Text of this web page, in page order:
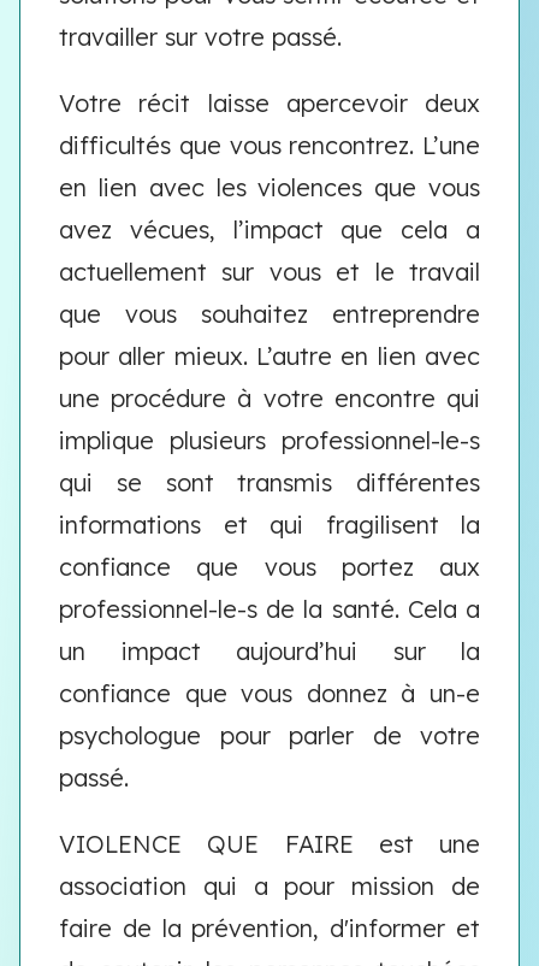
travailler sur votre passé.
Votre récit laisse apercevoir deux
difficultés que vous rencontrez. L’une
en lien avec les violences que vous
avez vécues, l’impact que cela a
actuellement sur vous et le travail
que vous souhaitez entreprendre
pour aller mieux. L’autre en lien avec
une procédure à votre encontre qui
implique plusieurs professionnel-le-s
qui se sont transmis différentes
informations et qui fragilisent la
confiance que vous portez aux
professionnel-le-s de la santé. Cela a
un impact aujourd’hui sur la
confiance que vous donnez à un-e
psychologue pour parler de votre
passé.
VIOLENCE QUE FAIRE est une
association qui a pour mission de
faire de la prévention, d'informer et